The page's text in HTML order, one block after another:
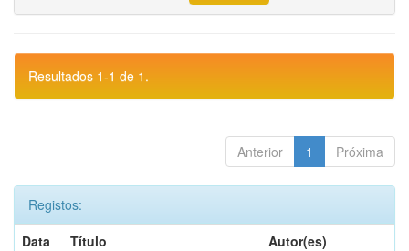
Resultados 1-1 de 1.
Anterior 1 Próxima
Registos:
Data
Título
Autor(es)